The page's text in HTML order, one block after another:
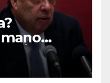
Ángel